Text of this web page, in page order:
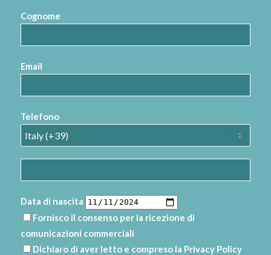
Cognome
Email
Telefono
Data di nascita
Fornisco il consenso per la ricezione di
comunicazioni commerciali
Dichiaro di aver letto e compreso la Privacy Policy